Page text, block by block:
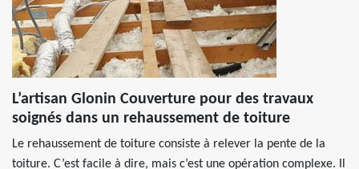
L’artisan Glonin Couverture pour des travaux
soignés dans un rehaussement de toiture
Le rehaussement de toiture consiste à relever la pente de la
toiture. C’est facile à dire, mais c’est une opération complexe. Il